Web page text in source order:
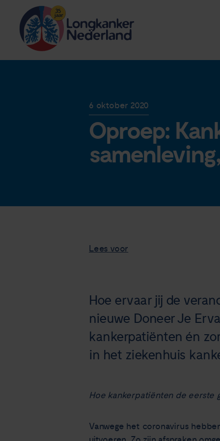
6 oktober 2020
Oproep:
Lees voor
Hoe ervaar jij de
nieuwe Doneer Je
kankerpatiënten én
in het ziekenhuis
Hoe kankerpatiënten de eerste
Vanwege het coronavirus